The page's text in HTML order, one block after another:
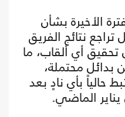
الأخيرة بشأن
نتائج الفريق
أي ألقاب، ما
بدائل محتملة،
حالياً بأي نادٍ بعد
الماضي.